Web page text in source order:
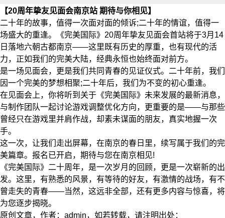
【20周年挚友见面会南京站 期待与你相见】
二十年的故事，值得一次面对面的倾诉;二十年的情谊，值得一
场盛大的重逢。《完美国际》20周年挚友见面会首站将于3月14
日落地六朝古都南京——这里既有历史的厚重，也有现代的活
力，正如我们的完美大陆，经典永恒也始终面对前方。
是一场见面会，更是我们共同青春的见证仪式。二十年前，我们
因一个完美的梦想相聚;二十年后，我们为不变的初心重逢。
在见面会上，你将听到关于《完美国际》未来发展的最新消息，
与制作团队一起讨论游戏调整优化方向，更重要的是——与那些
曾经只在游戏里并肩作战，却素未谋面的朋友，真实地握一次
手。
这一次，让我们走出屏幕，在南京的春日里，续写属于我们的完
美篇章。报名已开启，期待与您在南京相见!
《完美国际》二十周年，是一次岁月的回顾，更是一次崭新的出
发。这里，有熟悉的风景，有等待的好友，有激情的战场，有不
曾走失的青春——当然，这远非全部，还有更多内容与惊喜，将
为您逐步揭晓。
原创文章，作者：admin，如若转载，请注明出处：